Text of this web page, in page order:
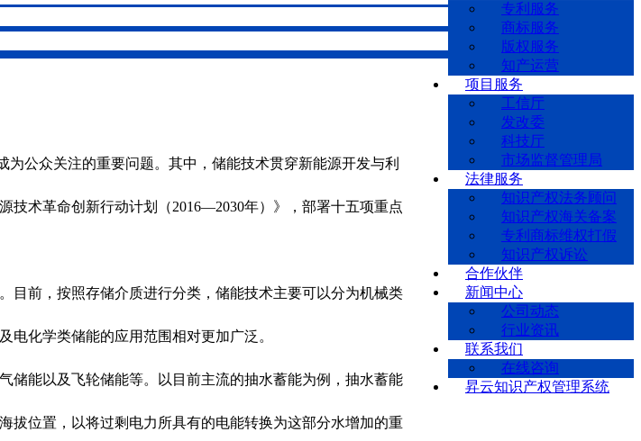
专利服务
商标服务
版权服务
知产运营
项目服务
工信厅
发改委
科技厅
市场监督管理局
法律服务
知识产权法务顾问
知识产权海关备案
专利商标维权打假
知识产权诉讼
合作伙伴
新闻中心
公司动态
行业资讯
联系我们
在线咨询
昇云知识产权管理系统
公众关注的重要问题。其中，储能技术贯穿新能源开发与利
技术革命创新行动计划（2016—2030年）》，部署十五项重点
前，按照存储介质进行分类，储能技术主要可以分为机械类
化学类储能的应用范围相对更加广泛。
能以及飞轮储能等。以目前主流的抽水蓄能为例，抽水蓄能
拔位置，以将过剩电力所具有的电能转换为这部分水增加的重